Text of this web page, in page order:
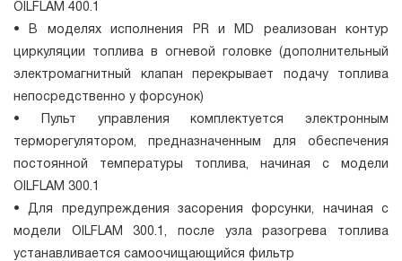
OILFLAM 400.1
• В моделях исполнения PR и MD реализован контур
циркуляции топлива в огневой головке (дополнительный
электромагнитный клапан перекрывает подачу топлива
непосредственно у форсунок)
• Пульт управления комплектуется электронным
терморегулятором, предназначенным для обеспечения
постоянной температуры топлива, начиная с модели
OILFLAM 300.1
• Для предупреждения засорения форсунки, начиная с
модели OILFLAM 300.1, после узла разогрева топлива
устанавливается самоочищающийся фильтр